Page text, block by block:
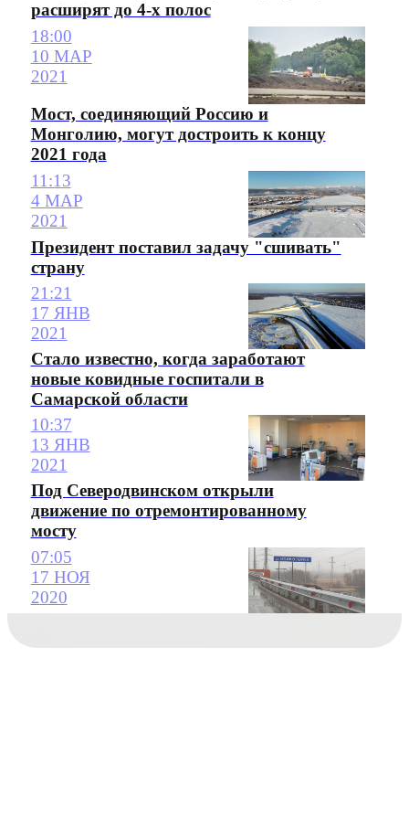
расширят до 4-х полос
18:00
10 МАР
2021
Мост, соединяющий Россию и
Монголию, могут достроить к концу
2021 года
11:13
4 МАР
2021
Президент поставил задачу "сшивать"
страну
21:21
17 ЯНВ
2021
Стало известно, когда заработают
новые ковидные госпитали в
Самарской области
10:37
13 ЯНВ
2021
Под Северодвинском открыли
движение по отремонтированному
мосту
07:05
17 НОЯ
2020